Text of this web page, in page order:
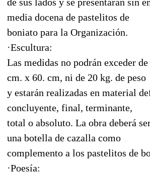
media docena de pastelitos de
boniato para la Organización.
·Escultura:
Las medidas no podrán exceder
cm. x 60. cm, ni de 20 kg. de peso
y estarán realizadas en material
concluyente, final, terminante,
total o absoluto. La obra deberá
una botella de cazalla como
complemento a los pastelitos de
·Poesía: